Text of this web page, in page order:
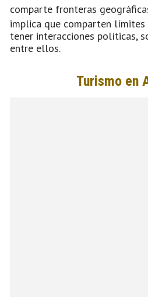
comparte fronteras
implica que comparten
tener interacciones políticas,
entre ellos.